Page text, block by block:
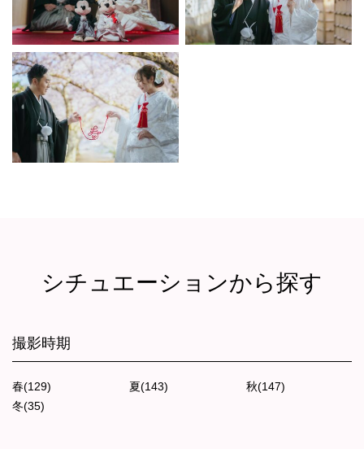
シチュエーションから探す
撮影時期
春(129) 夏(143)
秋(147)
冬(35)